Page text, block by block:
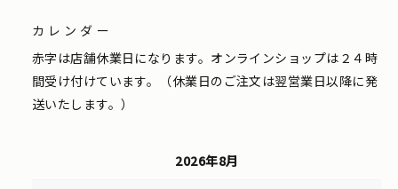
カレンダー
赤字は店舗休業日になります。オンラインショップは２４時
間受け付けています。（休業日のご注文は翌営業日以降に発
送いたします。）
2026年8月